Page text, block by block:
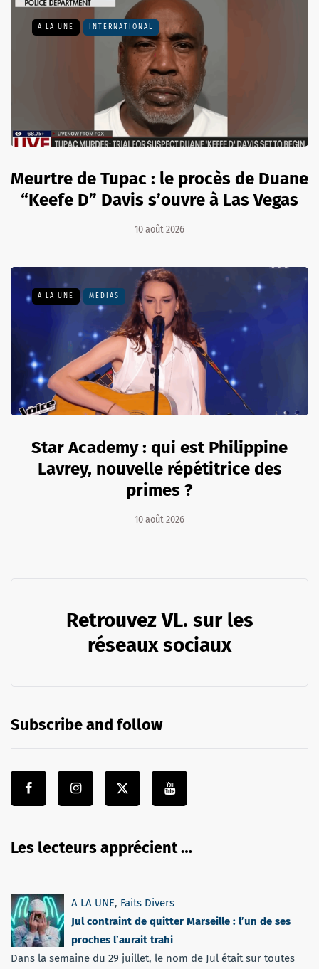
A LA UNE INTERNATIONAL
Meurtre de Tupac : le procès de Duane
“Keefe D” Davis s’ouvre à Las Vegas
10 août 2026
A LA UNE MÉDIAS
Star Academy : qui est Philippine
Lavrey, nouvelle répétitrice des
primes ?
10 août 2026
Retrouvez VL. sur les
réseaux sociaux
Subscribe and follow
Les lecteurs apprécient …
A LA UNE, Faits Divers
Jul contraint de quitter Marseille : l’un de ses
proches l’aurait trahi
Dans la semaine du 29 juillet, le nom de Jul était sur toutes